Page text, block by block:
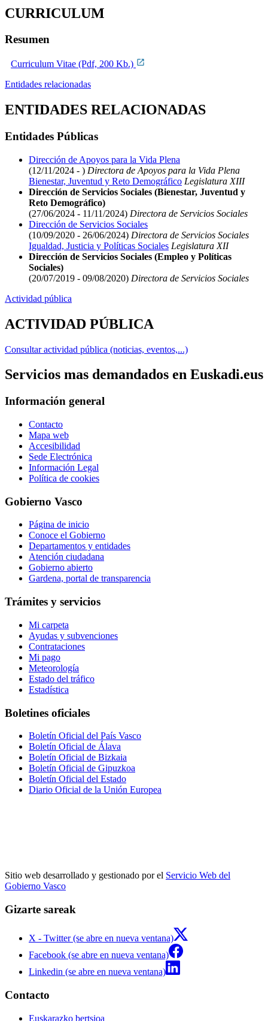
CURRICULUM
Resumen
Curriculum Vitae (Pdf, 200 Kb.)
Entidades relacionadas
ENTIDADES RELACIONADAS
Entidades Públicas
Dirección de Apoyos para la Vida Plena
(12/11/2024 - ) Directora de Apoyos para la Vida Plena
Bienestar, Juventud y Reto Demográfico Legislatura XIII
Dirección de Servicios Sociales (Bienestar, Juventud y
Reto Demográfico)
(27/06/2024 - 11/11/2024) Directora de Servicios Sociales
Dirección de Servicios Sociales
(10/09/2020 - 26/06/2024) Directora de Servicios Sociales
Igualdad, Justicia y Políticas Sociales Legislatura XII
Dirección de Servicios Sociales (Empleo y Políticas
Sociales)
(20/07/2019 - 09/08/2020) Directora de Servicios Sociales
Actividad pública
ACTIVIDAD PÚBLICA
Consultar actividad pública (noticias, eventos,...)
Servicios mas demandados en Euskadi.eus
Información general
Contacto
Mapa web
Accesibilidad
Sede Electrónica
Información Legal
Política de cookies
Gobierno Vasco
Página de inicio
Conoce el Gobierno
Departamentos y entidades
Atención ciudadana
Gobierno abierto
Gardena, portal de transparencia
Trámites y servicios
Mi carpeta
Ayudas y subvenciones
Contrataciones
Mi pago
Meteorología
Estado del tráfico
Estadística
Boletines oficiales
Boletín Oficial del País Vasco
Boletín Oficial de Álava
Boletín Oficial de Bizkaia
Boletín Oficial de Gipuzkoa
Boletín Oficial del Estado
Diario Oficial de la Unión Europea
Sitio web desarrollado y gestionado por el Servicio Web del
Gobierno Vasco
Gizarte sareak
X - Twitter (se abre en nueva ventana)
Facebook (se abre en nueva ventana)
Linkedin (se abre en nueva ventana)
Contacto
Euskarazko bertsioa